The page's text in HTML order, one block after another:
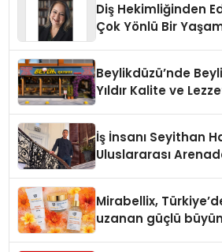
Diş Hekimliğinden
Çok Yönlü Bir
Beylikdüzü’nde
Yıldır Kalite ve
İş İnsanı Seyithan
Uluslararası
Mirabellix,
uzanan güçlü